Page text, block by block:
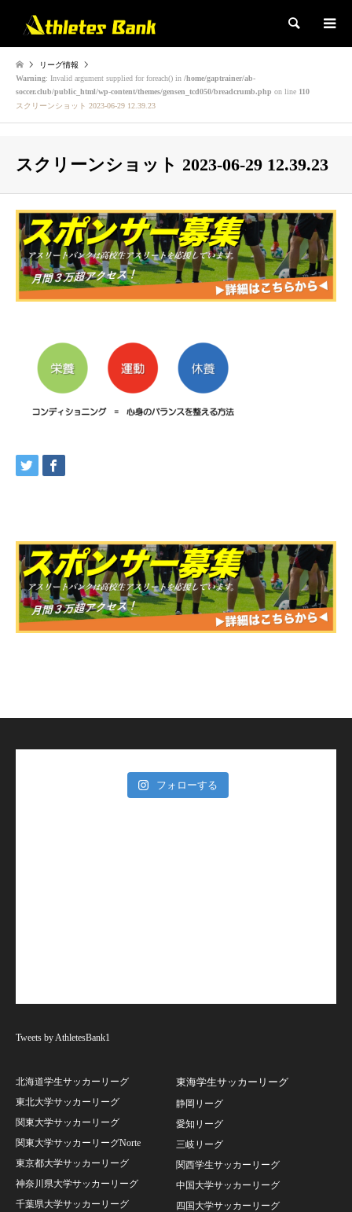
検索
リーグ情報
Warning: Invalid argument supplied for foreach() in /home/gaptrainer/ab-
soccer.club/public_html/wp-content/themes/gensen_tcd050/breadcrumb.php on line 110
スクリーンショット 2023-06-29 12.39.23
スクリーンショット 2023-06-29 12.39.23
フォローする
Tweets by AthletesBank1
北海道学生サッカーリーグ
東北大学サッカーリーグ
関東大学サッカーリーグ
関東大学サッカーリーグNorte
東京都大学サッカーリーグ
神奈川県大学サッカーリーグ
千葉県大学サッカーリーグ
東海学生サッカーリーグ
静岡リーグ
愛知リーグ
三岐リーグ
関西学生サッカーリーグ
中国大学サッカーリーグ
四国大学サッカーリーグ